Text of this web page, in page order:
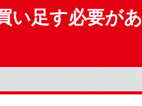
い足す必要があ